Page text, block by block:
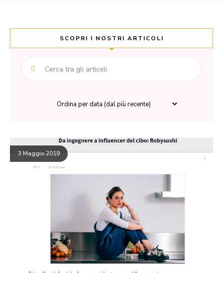
SCOPRI I NOSTRI ARTICOLI
3 Maggio 2019